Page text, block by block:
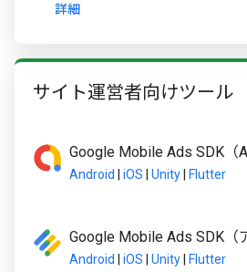
詳細
サイト運営者向けツール
Google Mobile Ads SDK（
Android iOS Unity Flutter
Google Mobile Ads SDK（
Android iOS Unity Flutter